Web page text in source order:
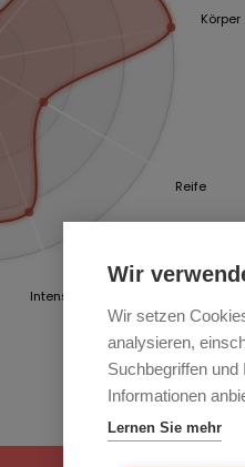
Körper
Reife
Intensität
Wir
Wir setzen
analysieren,
Suchbegriffen
Informationen
Lernen Sie mehr